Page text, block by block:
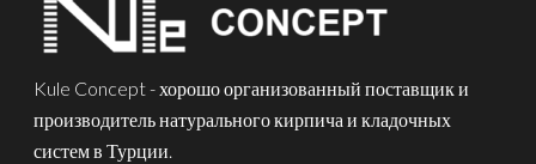
Kule Concept - хорошо организованный поставщик и
производитель натурального кирпича и кладочных
систем в Турции.